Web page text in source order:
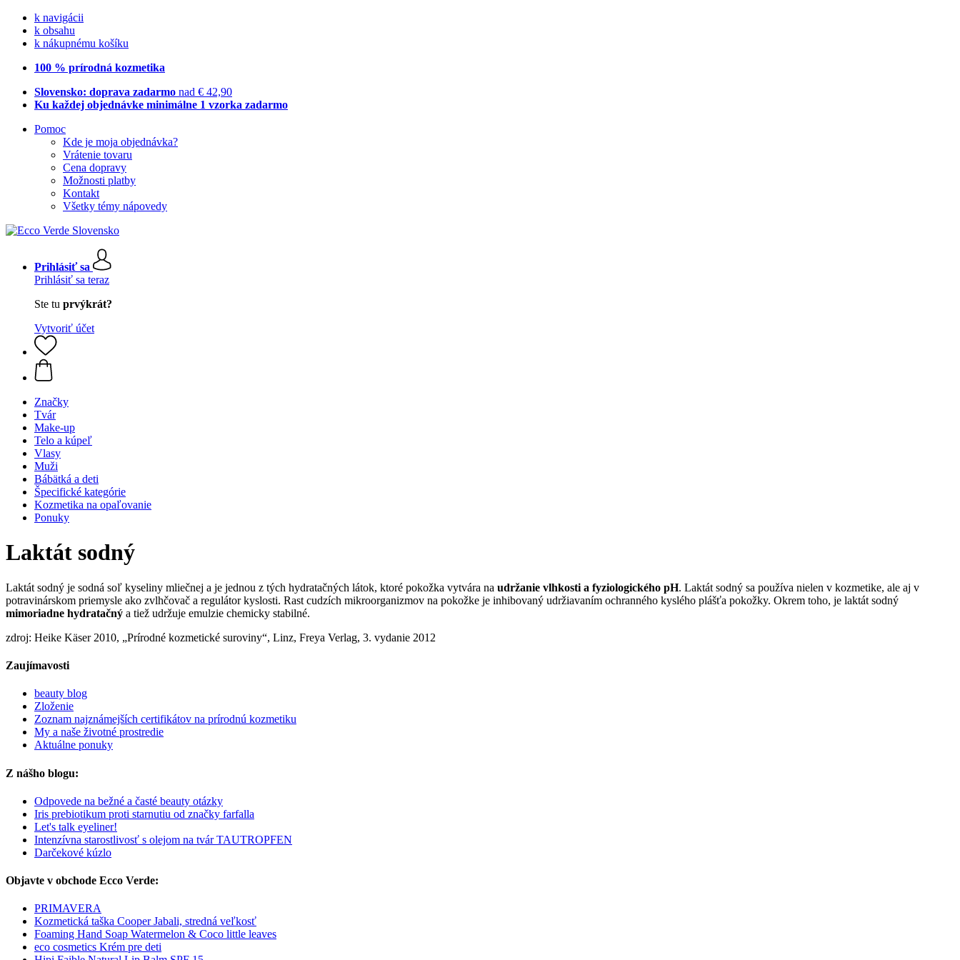
k navigácii
k obsahu
k nákupnému košíku
100 % prírodná kozmetika
Slovensko: doprava zadarmo nad € 42,90
Ku každej objednávke minimálne 1 vzorka zadarmo
Pomoc
Kde je moja objednávka?
Vrátenie tovaru
Cena dopravy
Možnosti platby
Kontakt
Všetky témy nápovedy
Prihlásiť sa
Prihlásiť sa teraz
Ste tu prvýkrát?
Vytvoriť účet
Značky
Tvár
Make-up
Telo a kúpeľ
Vlasy
Muži
Bábätká a deti
Špecifické kategórie
Kozmetika na opaľovanie
Ponuky
Laktát sodný
Laktát sodný je sodná soľ kyseliny mliečnej a je jednou z tých hydratačných látok, ktoré pokožka vytvára na udržanie vlhkosti a fyziologického pH. Laktát sodný sa používa nielen v kozmetike, ale aj v
potravinárskom priemysle ako zvlhčovač a regulátor kyslosti. Rast cudzích mikroorganizmov na pokožke je inhibovaný udržiavaním ochranného kyslého plášťa pokožky. Okrem toho, je laktát sodný
mimoriadne hydratačný a tiež udržuje emulzie chemicky stabilné.
zdroj: Heike Käser 2010, „Prírodné kozmetické suroviny“, Linz, Freya Verlag, 3. vydanie 2012
Zaujímavosti
beauty blog
Zloženie
Zoznam najznámejších certifikátov na prírodnú kozmetiku
My a naše životné prostredie
Aktuálne ponuky
Z nášho blogu:
Odpovede na bežné a časté beauty otázky
Iris prebiotikum proti starnutiu od značky farfalla
Let's talk eyeliner!
Intenzívna starostlivosť s olejom na tvár TAUTROPFEN
Darčekové kúzlo
Objavte v obchode Ecco Verde:
PRIMAVERA
Kozmetická taška Cooper Jabali, stredná veľkosť
Foaming Hand Soap Watermelon & Coco little leaves
eco cosmetics Krém pre deti